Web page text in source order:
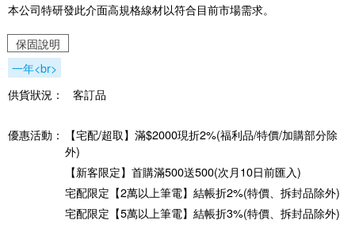
本公司特研發此介面高規格線材以符合目前市場需求。
保固說明
一年<br>
供貨狀況：
客訂品
優惠活動：
【宅配/超取】滿$2000現折2%(福利品/特價/加購部分除
外)
【新客限定】首購滿500送500(次月10日前匯入)
宅配限定【2萬以上筆電】結帳折2%(特價、拆封品除外)
宅配限定【5萬以上筆電】結帳折3%(特價、拆封品除外)